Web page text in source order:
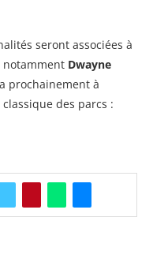
seront associées à
notamment Dwayne
prochainement à
classique des parcs :